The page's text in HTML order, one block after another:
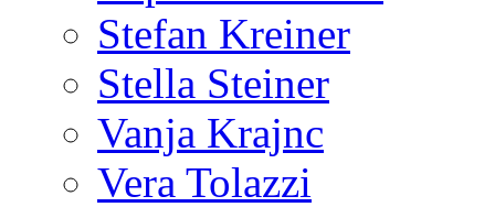
Stefan Kreiner
Stella Steiner
Vanja Krajnc
Vera Tolazzi